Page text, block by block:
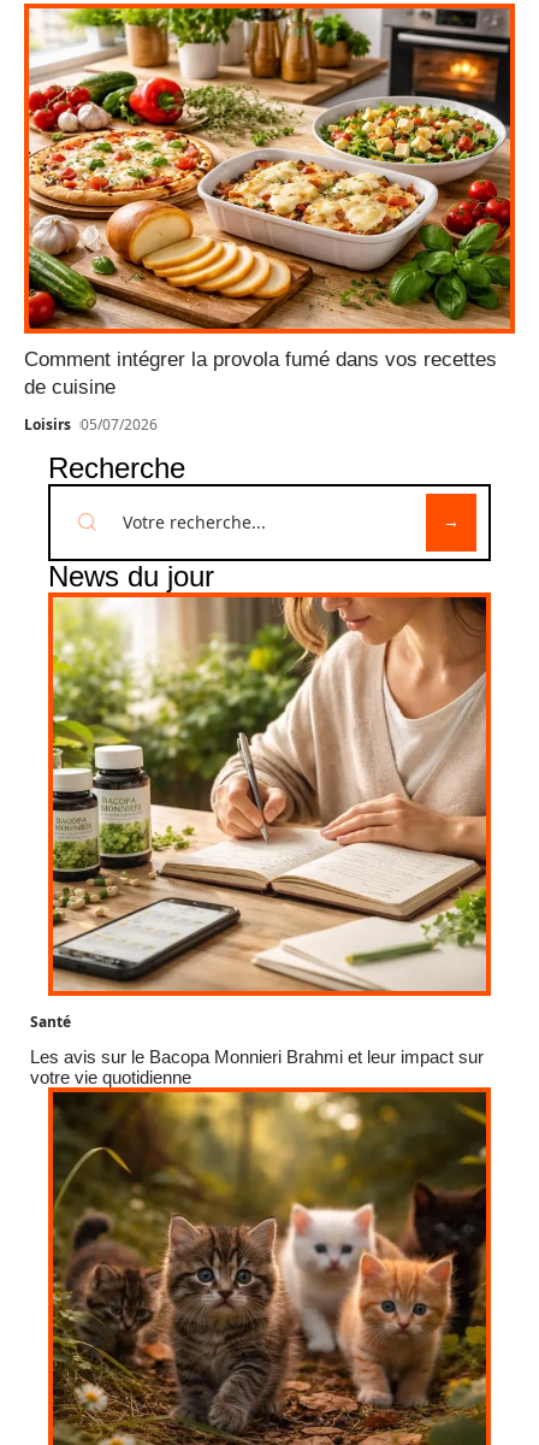
Comment intégrer la provola fumé dans vos recettes
de cuisine
Loisirs 05/07/2026
Recherche
News du jour
Santé
Les avis sur le Bacopa Monnieri Brahmi et leur impact sur
votre vie quotidienne